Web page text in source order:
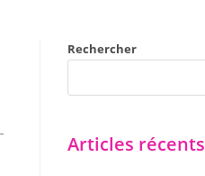
Rechercher
Articles récents